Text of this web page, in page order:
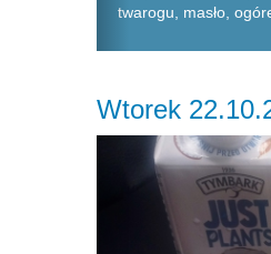
twarogu, masło,
Wtorek
Previous